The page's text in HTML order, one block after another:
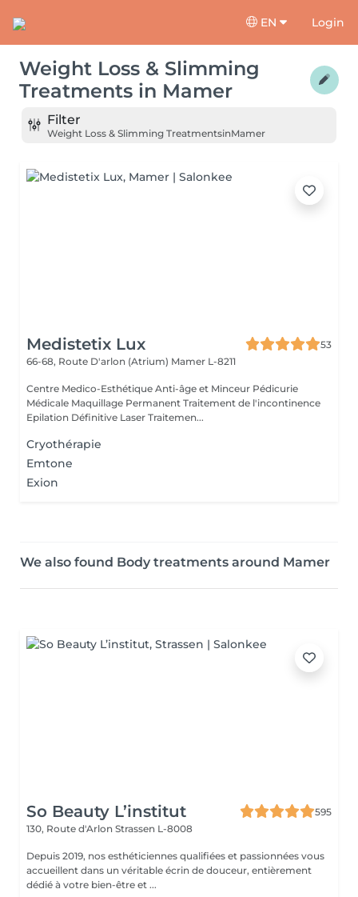
EN Login
Weight Loss & Slimming
Treatments in Mamer
Filter
Weight Loss & Slimming TreatmentsinMamer
Medistetix Lux
53
66-68, Route D'arlon (Atrium) Mamer L-8211
Centre Medico-Esthétique Anti-âge et Minceur Pédicurie
Médicale Maquillage Permanent Traitement de l'incontinence
Epilation Définitive Laser Traitemen...
Cryothérapie
Emtone
Exion
We also found Body treatments around Mamer
So Beauty L’institut
595
130, Route d'Arlon Strassen L-8008
Depuis 2019, nos esthéticiennes qualifiées et passionnées vous
accueillent dans un véritable écrin de douceur, entièrement
dédié à votre bien-être et ...